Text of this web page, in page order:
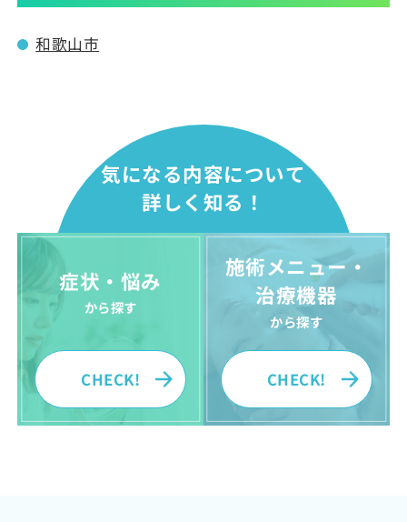
和歌山市
気になる内容について
詳しく知る！
症状・悩み
から探す
CHECK!
施術メニュー・
治療機器
から探す
CHECK!